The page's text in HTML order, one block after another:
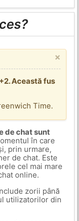
×
Această fus
Time.
de chat sunt
în care
prin urmare,
de chat. Este
cel mai mare
online.
zorii până
utilizatorilor din